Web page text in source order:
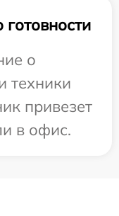
о
техники
привезет
в офис.